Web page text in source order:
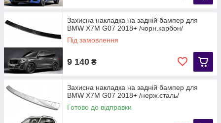
Захисна накладка на задній бампер для
BMW X7M G07 2018+ /чорн.карбон/
Під замовлення
9 140 ₴
Захисна накладка на задній бампер для
BMW X7M G07 2018+ /нерж.сталь/
Готово до відправки